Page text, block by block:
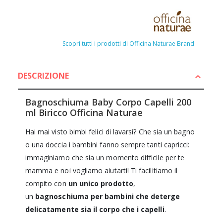
Scopri tutti i prodotti di Officina Naturae Brand
DESCRIZIONE
Bagnoschiuma Baby Corpo Capelli 200
ml Biricco Officina Naturae
Hai mai visto bimbi felici di lavarsi? Che sia un bagno
o una doccia i bambini fanno sempre tanti capricci:
immaginiamo che sia un momento difficile per te
mamma e noi vogliamo aiutarti! Ti facilitiamo il
compito con un unico prodotto,
un bagnoschiuma per bambini che deterge
delicatamente sia il corpo che i capelli.